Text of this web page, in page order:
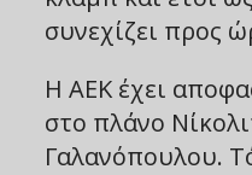
συνεχίζει προς
Η ΑΕΚ έχει
στο πλάνο
Γαλανόπουλου.